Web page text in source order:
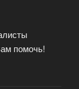
помочь!